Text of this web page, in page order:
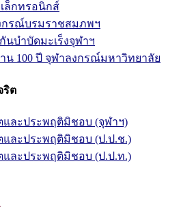
ล็กทรอนิกส์
กรณ์บรมราชสมภพฯ
บำบัดมะเร็งจุฬาฯ
น 100 ปี จุฬาลงกรณ์มหาวิทยาลัย
ริต
และประพฤติมิชอบ (จุฬาฯ)
และประพฤติมิชอบ (ป.ป.ช.)
และประพฤติมิชอบ (ป.ป.ท.)